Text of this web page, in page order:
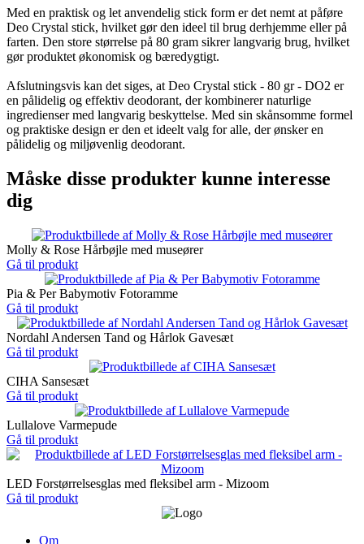
Med en praktisk og let anvendelig stick form er det nemt at påføre
Deo Crystal stick, hvilket gør den ideel til brug derhjemme eller på
farten. Den store størrelse på 80 gram sikrer langvarig brug, hvilket
gør produktet økonomisk og bæredygtigt.
Afslutningsvis kan det siges, at Deo Crystal stick - 80 gr - DO2 er
en pålidelig og effektiv deodorant, der kombinerer naturlige
ingredienser med langvarig beskyttelse. Med sin skånsomme formel
og praktiske design er den et ideelt valg for alle, der ønsker en
pålidelig og miljøvenlig deodorant.
Måske disse produkter kunne interesse
dig
Molly & Rose Hårbøjle med museører
Gå til produkt
Pia & Per Babymotiv Fotoramme
Gå til produkt
Nordahl Andersen Tand og Hårlok Gavesæt
Gå til produkt
CIHA Sansesæt
Gå til produkt
Lullalove Varmepude
Gå til produkt
LED Forstørrelsesglas med fleksibel arm - Mizoom
Gå til produkt
Om